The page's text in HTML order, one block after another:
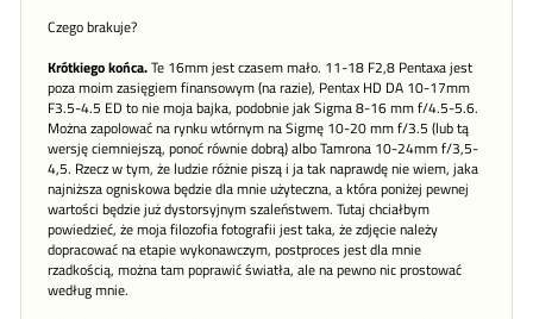
Czego brakuje?
Krótkiego końca.Te 16mm jest czasem mało. 11-18 F2,8 Pentaxa jest
poza moim zasięgiem finansowym (na razie), Pentax HD DA 10-17mm
F3.5-4.5 ED to nie moja bajka, podobnie jak Sigma 8-16 mm f/4.5-5.6.
Można zapolować na rynku wtórnym na Sigmę 10-20 mm f/3.5 (lub tą
wersję ciemniejszą, ponoć równie dobrą) albo Tamrona 10-24mm f/3,5-
4,5. Rzecz w tym, że ludzie różnie piszą i ja tak naprawdę nie wiem, jaka
najniższa ogniskowa będzie dla mnie użyteczna, a która poniżej pewnej
wartości będzie już dystorsyjnym szaleństwem. Tutaj chciałbym
powiedzieć, że moja filozofia fotografii jest taka, że zdjęcie należy
dopracować na etapie wykonawczym, postproces jest dla mnie
rzadkością, można tam poprawić światła, ale na pewno nic prostować
według mnie.